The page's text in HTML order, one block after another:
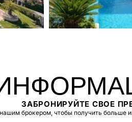
ЗАБРОНИРУЙТЕ СВОЕ
брокером, чтобы получить больше